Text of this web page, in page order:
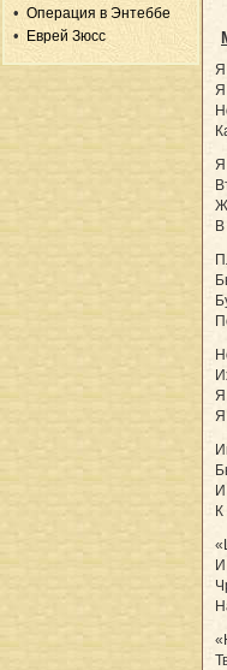
Операция в Энтеббе
Еврей Зюсс
Я
Я
В
Я
Я
И
К
И